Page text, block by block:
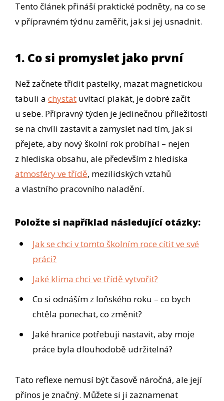
Tento článek přináší praktické podněty, na co se
v přípravném týdnu zaměřit, jak si jej usnadnit.
1. Co si promyslet jako první
Než začnete třídit pastelky, mazat magnetickou
tabuli a chystat uvítací plakát, je dobré začít
u sebe. Přípravný týden je jedinečnou příležitostí
se na chvíli zastavit a zamyslet nad tím, jak si
přejete, aby nový školní rok probíhal – nejen
z hlediska obsahu, ale především z hlediska
atmosféry ve třídě, mezilidských vztahů
a vlastního pracovního naladění.
Položte si například následující otázky:
Jak se chci v tomto školním roce cítit ve své
práci?
Jaké klima chci ve třídě vytvořit?
Co si odnáším z loňského roku – co bych
chtěla ponechat, co změnit?
Jaké hranice potřebuji nastavit, aby moje
práce byla dlouhodobě udržitelná?
Tato reflexe nemusí být časově náročná, ale její
přínos je značný. Můžete si ji zaznamenat